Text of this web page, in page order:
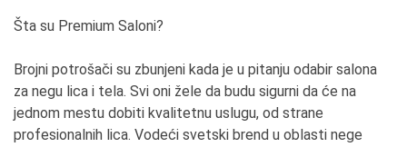
Šta su Premium Saloni?
Brojni potrošači su zbunjeni kada je u pitanju odabir salona
za negu lica i tela. Svi oni žele da budu sigurni da će na
jednom mestu dobiti kvalitetnu uslugu, od strane
profesionalnih lica. Vodeći svetski brend u oblasti nege